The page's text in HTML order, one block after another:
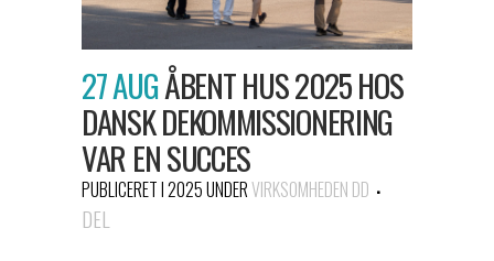
27 AUGÅBENT HUS 2025 HOS
DANSK DEKOMMISSIONERING
VAR EN SUCCES
PUBLICERET I 2025UNDERVIRKSOMHEDEN DD
DEL